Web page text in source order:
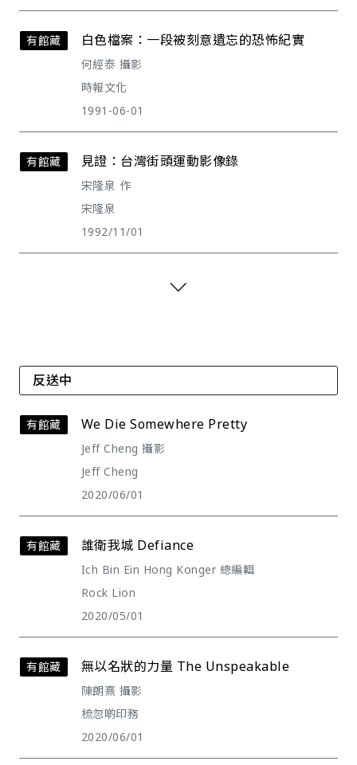
有館藏 白色檔案：一段被刻意遺忘的恐怖紀實
何經泰 攝影
時報文化
1991-06-01
有館藏 見證：台灣街頭運動影像錄
宋隆泉 作
宋隆泉
1992/11/01
反送中
有館藏 We Die Somewhere Pretty
Jeff Cheng 攝影
Jeff Cheng
2020/06/01
有館藏 誰衛我城 Defiance
Ich Bin Ein Hong Konger 總編輯
Rock Lion
2020/05/01
有館藏 無以名狀的力量 The Unspeakable
陳朗熹 攝影
梳忽啲印務
2020/06/01